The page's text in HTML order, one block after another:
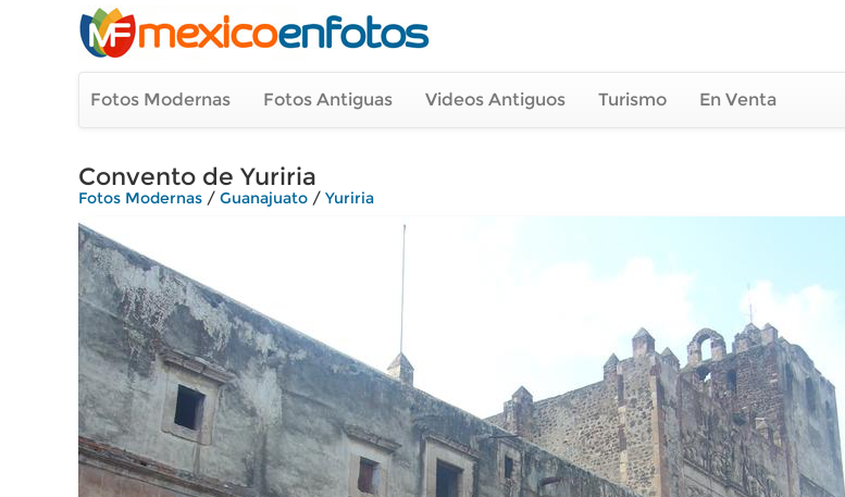
Fotos Modernas Fotos Antiguas Videos Antiguos Turismo En Venta
Convento de Yuriria
Fotos Modernas / Guanajuato / Yuriria